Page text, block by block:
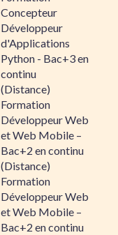
Concepteur
Développeur
d'Applications
Python - Bac+3 en
continu
(Distance)
Formation
Développeur Web
et Web Mobile –
Bac+2 en continu
(Distance)
Formation
Développeur Web
et Web Mobile –
Bac+2 en continu